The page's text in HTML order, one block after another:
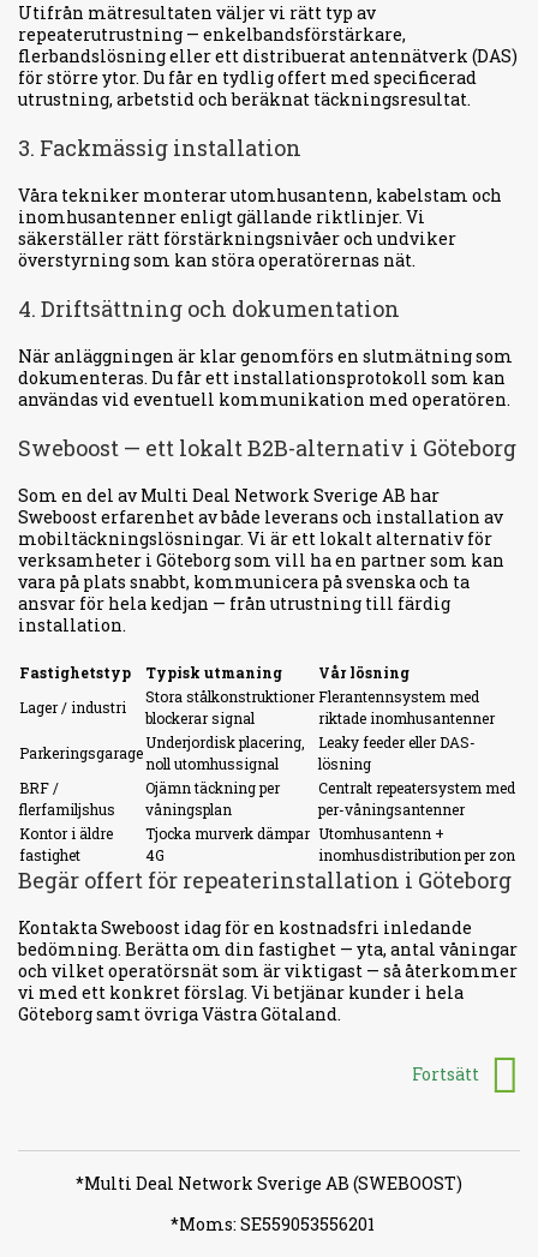
Utifrån mätresultaten väljer vi rätt typ av
repeaterutrustning — enkelbandsförstärkare,
flerbandslösning eller ett distribuerat antennätverk (DAS)
för större ytor. Du får en tydlig offert med specificerad
utrustning, arbetstid och beräknat täckningsresultat.
3. Fackmässig installation
Våra tekniker monterar utomhusantenn, kabelstam och
inomhusantenner enligt gällande riktlinjer. Vi
säkerställer rätt förstärkningsnivåer och undviker
överstyrning som kan störa operatörernas nät.
4. Driftsättning och dokumentation
När anläggningen är klar genomförs en slutmätning som
dokumenteras. Du får ett installationsprotokoll som kan
användas vid eventuell kommunikation med operatören.
Sweboost — ett lokalt B2B-alternativ i Göteborg
Som en del av Multi Deal Network Sverige AB har
Sweboost erfarenhet av både leverans och installation av
mobiltäckningslösningar. Vi är ett lokalt alternativ för
verksamheter i Göteborg som vill ha en partner som kan
vara på plats snabbt, kommunicera på svenska och ta
ansvar för hela kedjan — från utrustning till färdig
installation.
Fastighetstyp Typisk utmaning
Vår lösning
Lager / industri
Stora stålkonstruktioner
blockerar signal
Flerantennsystem med
riktade inomhusantenner
Parkeringsgarage
Underjordisk placering,
noll utomhussignal
Leaky feeder eller DAS-
lösning
BRF /
flerfamiljshus
Ojämn täckning per
våningsplan
Centralt repeatersystem med
per-våningsantenner
Kontor i äldre
fastighet
Tjocka murverk dämpar
4G
Utomhusantenn +
inomhusdistribution per zon
Begär offert för repeaterinstallation i Göteborg
Kontakta Sweboost idag för en kostnadsfri inledande
bedömning. Berätta om din fastighet — yta, antal våningar
och vilket operatörsnät som är viktigast — så återkommer
vi med ett konkret förslag. Vi betjänar kunder i hela
Göteborg samt övriga Västra Götaland.
Fortsätt
*Multi Deal Network Sverige AB (SWEBOOST)
*Moms: SE559053556201